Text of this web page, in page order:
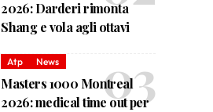
2026: Darderi rimonta
Shang e vola agli ottavi
Atp News
Masters 1000 Montreal
2026: medical time out per